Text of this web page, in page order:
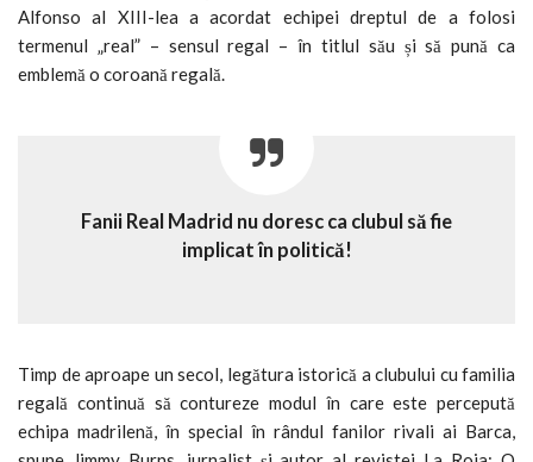
Alfonso al XIII-lea a acordat echipei dreptul de a folosi
termenul „real” – sensul regal – în titlul său și să pună ca
emblemă o coroană regală.
Fanii Real Madrid nu doresc ca clubul să fie
implicat în politică!
Timp de aproape un secol, legătura istorică a clubului cu familia
regală continuă să contureze modul în care este percepută
echipa madrilenă, în special în rândul fanilor rivali ai Barca,